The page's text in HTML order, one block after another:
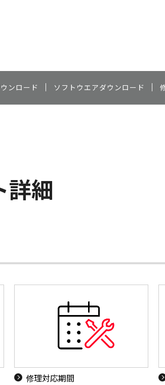
ンロード ソフトウエアダウンロード
詳細
修理対応期間